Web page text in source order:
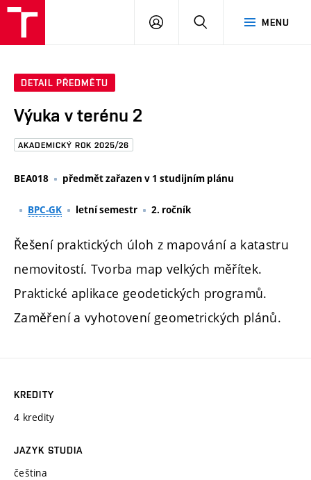
Brno
MENU
PŘIHLÁSIT
DETAIL PŘEDMĚTU
Výuka v terénu 2
AKADEMICKÝ ROK 2025/26
BEA018 předmět zařazen v 1 studijním plánu
BPC-GK letní semestr 2. ročník
Řešení praktických úloh z mapování a katastru
nemovitostí. Tvorba map velkých měřítek.
Praktické aplikace geodetických programů.
Zaměření a vyhotovení geometrických plánů.
KREDITY
4 kredity
JAZYK STUDIA
čeština